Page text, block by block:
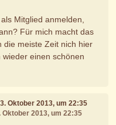
Mitglied anmelden,
Für mich macht das
die meiste Zeit nich hier
einen schönen
Oktober 2013, um 22:35
2013, um 22:35